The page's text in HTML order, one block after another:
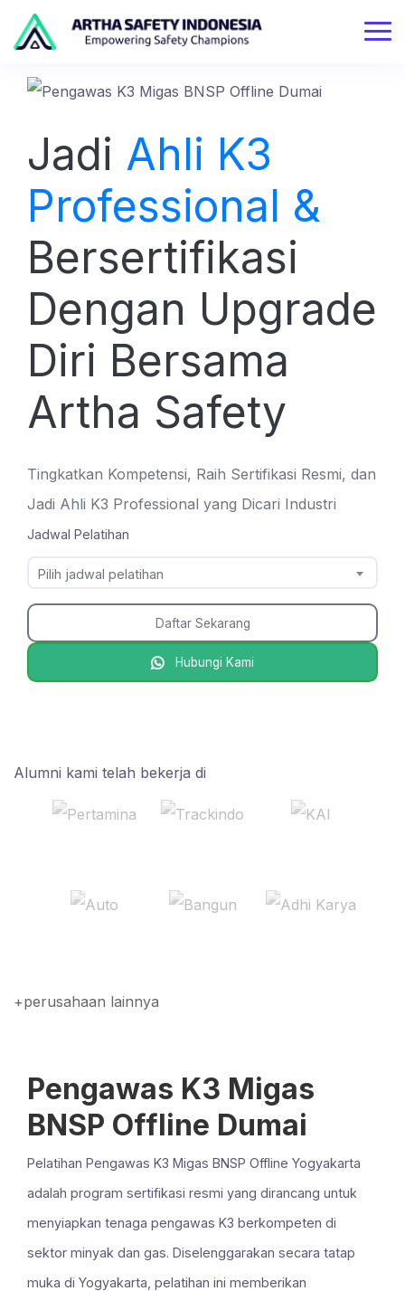
Jadi Ahli K3
Professional &
Bersertifikasi
Dengan Upgrade
Diri Bersama
Artha Safety
Tingkatkan Kompetensi, Raih Sertifikasi Resmi, dan
Jadi Ahli K3 Professional yang Dicari Industri
Jadwal Pelatihan
Pilih jadwal pelatihan
Daftar Sekarang
Hubungi Kami
Alumni kami telah bekerja di
+perusahaan lainnya
Pengawas K3 Migas
BNSP Offline Dumai
Pelatihan Pengawas K3 Migas BNSP Offline Yogyakarta
adalah program sertifikasi resmi yang dirancang untuk
menyiapkan tenaga pengawas K3 berkompeten di
sektor minyak dan gas. Diselenggarakan secara tatap
muka di Yogyakarta, pelatihan ini memberikan